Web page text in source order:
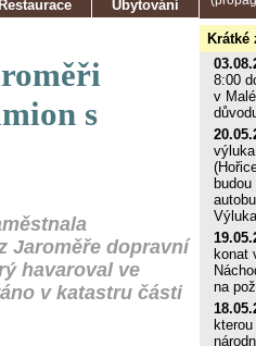
Restaurace Ubytování
s
Jaroměře dopravní
havaroval ve
v katastru části
Krátké
8:00
v
konat
na